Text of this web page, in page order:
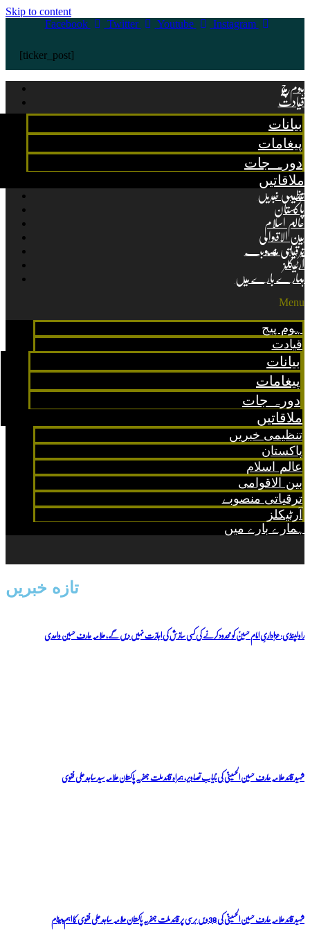
Skip to content
Facebook
Twitter Youtube Instagram
[ticker_post]
ہوم پیج
قیادت
بیانات
پیغامات
دورہ جات
ملاقاتیں
تنظیمی خبریں
پاکستان
عالم اسلام
بین الاقوامی
ترقیاتی منصوبے
آرٹیکلز
ہمارے بارے میں
Menu
ہوم پیج
قیادت
بیانات
پیغامات
دورہ جات
ملاقاتیں
تنظیمی خبریں
پاکستان
عالم اسلام
بین الاقوامی
ترقیاتی منصوبے
آرٹیکلز
ہمارے بارے میں
تازه خبریں
راولپنڈی: عزاداریِ امام حسینؑ کو محدود کرنے کی کسی سازش کی اجازت نہیں دیں گے، علامہ عارف حسین واحدی
شہید قائد علامہ عارف حسین الحسینیؒ کی نایاب تصاویر، ہمراہ قائد ملت جعفریہ پاکستان علامہ سید ساجد علی نقوی
شہید قائد علامہ عارف حسین الحسینیؒ کی 38ویں برسی پر قائد ملت جعفریہ پاکستان علامہ ساجد علی نقوی کا اہم پیغام